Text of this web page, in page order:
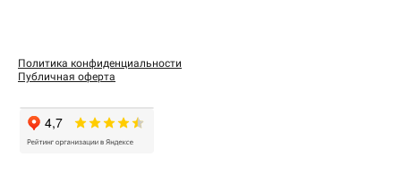
Политика конфиденциальности
Публичная оферта